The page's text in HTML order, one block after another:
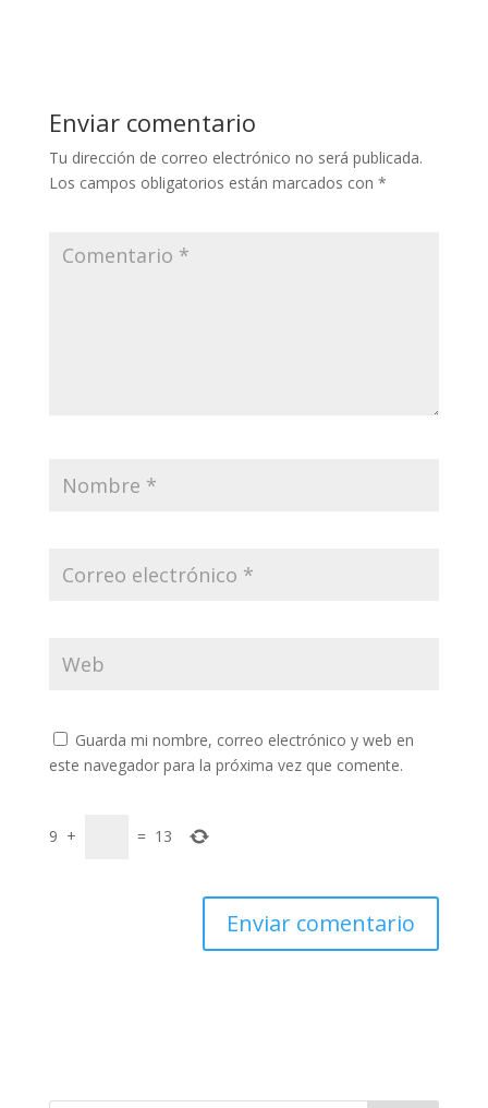
Enviar comentario
Tu dirección de correo electrónico no será publicada.
Los campos obligatorios están marcados con *
Guarda mi nombre, correo electrónico y web en
este navegador para la próxima vez que comente.
9 + = 13